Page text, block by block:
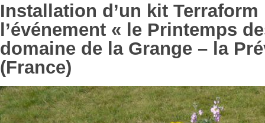
Installation d’un kit
l’événement « le Printemps
domaine de la Grange – la
(France)